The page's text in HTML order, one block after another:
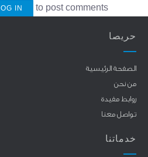
IN to post comments
حريصا
الصفحة الرئيسية
من نحن
روابط مفيدة
تواصل معنا
خدماتنا